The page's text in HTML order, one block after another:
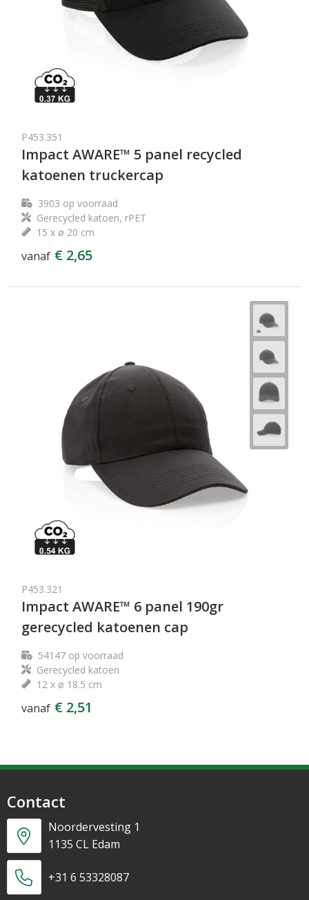
P453.351
Impact AWARE™ 5 panel recycled
katoenen truckercap
3903 op voorraad
Gerecycled katoen, rPET
15 x ø 20 cm
vanaf € 2,65
P453.321
Impact AWARE™ 6 panel 190gr
gerecycled katoenen cap
54147op voorraad
Gerecycled katoen
12 x ø 18.5 cm
vanaf € 2,51
Contact
Noordervesting 1
1135 CL Edam
+31 6 53328087